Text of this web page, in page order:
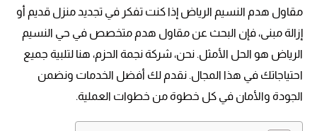
مقاول هدم النسيم الرياض إذا كنت تفكر في تجديد منزل قديم أو
إزالة مبنى، فإن البحث عن مقاول هدم متخصص في حي النسيم
الرياض هو الحل الأمثل. نحن، شركة نجمة الحزم، هنا لتلبية جميع
احتياجاتك في هذا المجال. نقدم لك أفضل الخدمات ونضمن
الجودة والأمان في كل خطوة من خطوات العملية.